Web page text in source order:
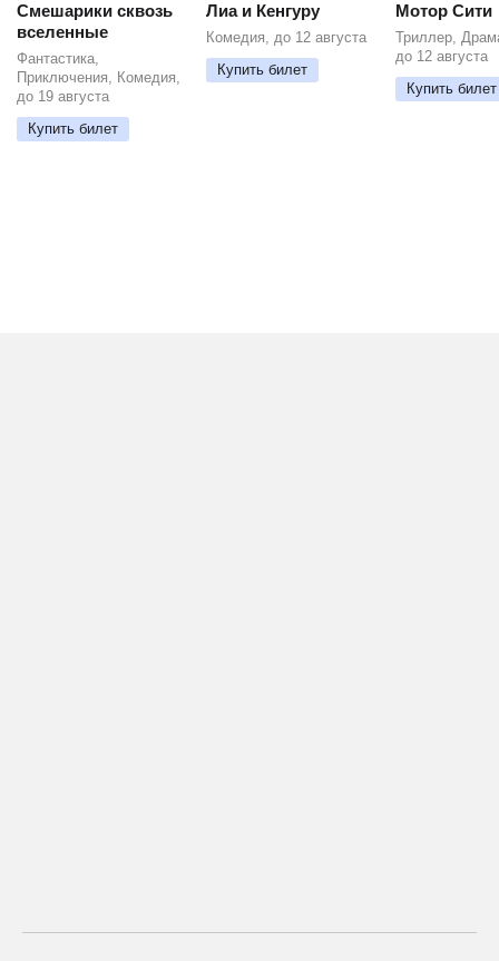
Смешарики сквозь
вселенные
Фантастика,
Приключения, Комедия,
до 19 августа
Купить билет
Лиа и Кенгуру
Комедия, до 12 августа
Купить билет
Мотор Сити
Триллер,
до 12 августа
Купить билет